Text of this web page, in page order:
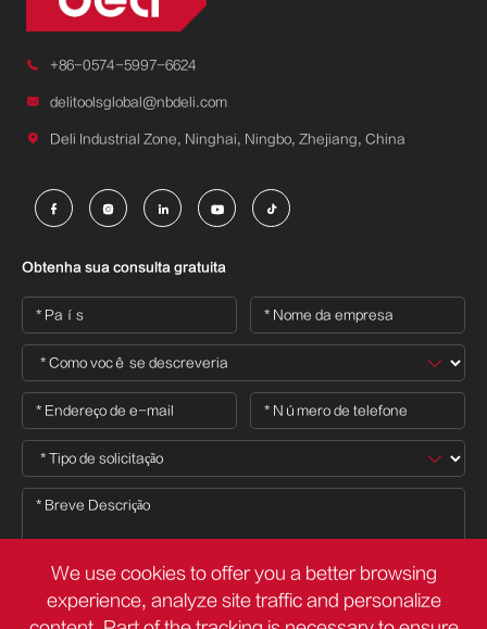
 +86-0574-5997-6624
 delitoolsglobal@nbdeli.com
 Deli Industrial Zone, Ninghai, Ningbo, Zhejiang, China
    
Obtenha sua consulta gratuita
We use cookies to offer you a better browsing
experience, analyze site traffic and personalize